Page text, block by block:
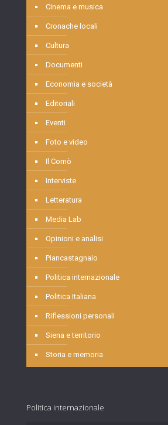
Cinema e musica
Cronache locali
Cultura
Documenti
Economia e società
Editoriali
Eventi
Foto e video
Il Comò
Interviste
Letteratura
Media Lab
Opinioni e analisi
Piancastagnaio
Politica internazionale
Politica Italiana
Riflessioni personali
Siena e territorio
Storia e memoria
Politica internazionale